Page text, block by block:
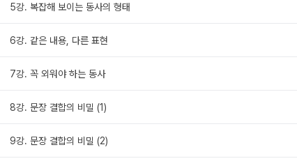
5강. 복잡해 보이는 동사의 형태
6강. 같은 내용, 다른 표현
7강. 꼭 외워야 하는 동사
8강. 문장 결합의 비밀 (1)
9강. 문장 결합의 비밀 (2)